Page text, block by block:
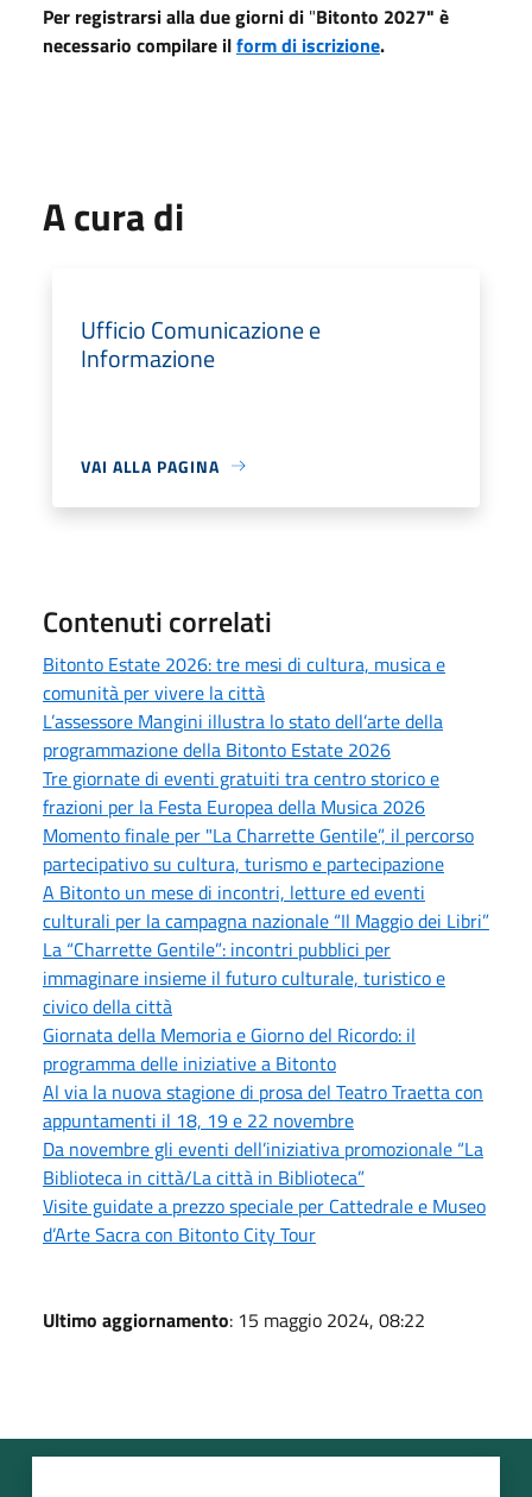
Per registrarsi alla due giorni di "Bitonto 2027" è
necessario compilare ilform di iscrizione.
A cura di
Ufficio Comunicazione e
Informazione
VAI ALLA PAGINA
Contenuti correlati
Bitonto Estate 2026: tre mesi di cultura, musica e
comunità per vivere la città
L’assessore Mangini illustra lo stato dell’arte della
programmazione della Bitonto Estate 2026
Tre giornate di eventi gratuiti tra centro storico e
frazioni per la Festa Europea della Musica 2026
Momento finale per "La Charrette Gentile”, il percorso
partecipativo su cultura, turismo e partecipazione
A Bitonto un mese di incontri, letture ed eventi
culturali per la campagna nazionale “Il Maggio dei Libri”
La “Charrette Gentile”: incontri pubblici per
immaginare insieme il futuro culturale, turistico e
civico della città
Giornata della Memoria e Giorno del Ricordo: il
programma delle iniziative a Bitonto
Al via la nuova stagione di prosa del Teatro Traetta con
appuntamenti il 18, 19 e 22 novembre
Da novembre gli eventi dell’iniziativa promozionale “La
Biblioteca in città/La città in Biblioteca”
Visite guidate a prezzo speciale per Cattedrale e Museo
d’Arte Sacra con Bitonto City Tour
Ultimo aggiornamento: 15 maggio 2024, 08:22